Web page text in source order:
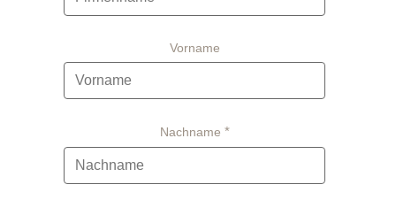
Vorname
Nachname